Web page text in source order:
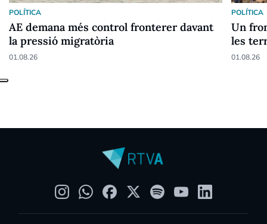
POLÍTICA
AE demana més control fronterer davant
la pressió migratòria
01.08.26
POLÍTICA
Un
les
01.08.26